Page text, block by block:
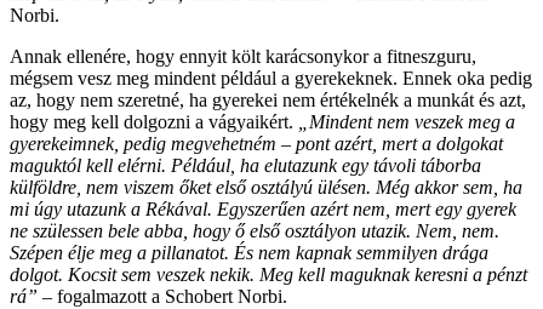
Norbi.
Annak ellenére, hogy ennyit költ karácsonykor a fitneszguru,
mégsem vesz meg mindent például a gyerekeknek. Ennek oka pedig
az, hogy nem szeretné, ha gyerekei nem értékelnék a munkát és azt,
hogy meg kell dolgozni a vágyaikért.
„Mindent nem veszek meg a
gyerekeimnek, pedig megvehetném – pont azért, mert a dolgokat
maguktól kell elérni. Például, ha elutazunk egy távoli táborba
külföldre, nem viszem őket első osztályú ülésen. Még akkor sem, ha
mi úgy utazunk a Rékával. Egyszerűen azért nem, mert egy gyerek
ne szülessen bele abba, hogy ő első osztályon utazik. Nem, nem.
Szépen élje meg a pillanatot. És nem kapnak semmilyen drága
dolgot. Kocsit sem veszek nekik. Meg kell maguknak keresni a pénzt
rá” – fogalmazott a Schobert Norbi.